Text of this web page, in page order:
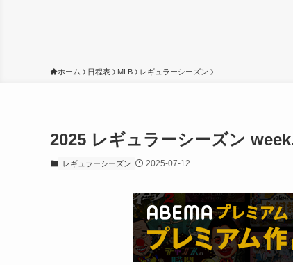
ホーム 日程表 MLB レギュラーシーズン
2025 レギュラーシーズン
レギュラーシーズン 2025-07-12